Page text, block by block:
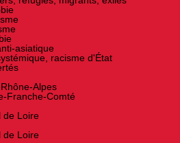
asiatique
racisme d'État
Alpes
Franche-Comté
de Loire
de Loire